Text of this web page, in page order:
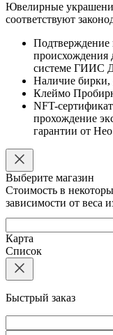
Ювелирные
соответствуют
Подтверждение
происхождения
системе ГИИС
Наличие бирки,
Клеймо
NFT-
прохождение
гарантии от
Выберите магазин
Стоимость в
зависимости от веса
Карта
Список
Быстрый заказ